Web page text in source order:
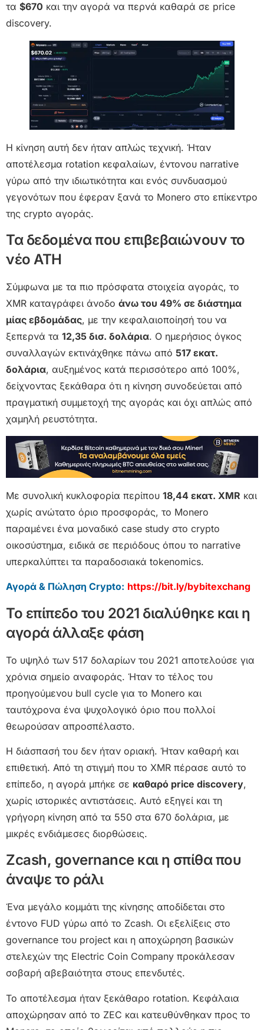
τα $670 και την αγορά να περνά καθαρά σε price
discovery.
Η κίνηση αυτή δεν ήταν απλώς τεχνική. Ήταν
αποτέλεσμα rotation κεφαλαίων, έντονου narrative
γύρω από την ιδιωτικότητα και ενός συνδυασμού
γεγονότων που έφεραν ξανά το Monero στο επίκεντρο
της crypto αγοράς.
Τα δεδομένα που επιβεβαιώνουν το
νέο ATH
Σύμφωνα με τα πιο πρόσφατα στοιχεία αγοράς, το
XMR καταγράφει άνοδο άνω του 49% σε διάστημα
μίας εβδομάδας, με την κεφαλαιοποίησή του να
ξεπερνά τα 12,35 δισ. δολάρια. Ο ημερήσιος όγκος
συναλλαγών εκτινάχθηκε πάνω από 517 εκατ.
δολάρια, αυξημένος κατά περισσότερο από 100%,
δείχνοντας ξεκάθαρα ότι η κίνηση συνοδεύεται από
πραγματική συμμετοχή της αγοράς και όχι απλώς από
χαμηλή ρευστότητα.
Με συνολική κυκλοφορία περίπου 18,44 εκατ. XMR και
χωρίς ανώτατο όριο προσφοράς, το Monero
παραμένει ένα μοναδικό case study στο crypto
οικοσύστημα, ειδικά σε περιόδους όπου το narrative
υπερκαλύπτει τα παραδοσιακά tokenomics.
Αγορά & Πώληση Crypto: https://bit.ly/bybitexchang
Το επίπεδο του 2021 διαλύθηκε και η
αγορά άλλαξε φάση
Το υψηλό των 517 δολαρίων του 2021 αποτελούσε για
χρόνια σημείο αναφοράς. Ήταν το τέλος του
προηγούμενου bull cycle για το Monero και
ταυτόχρονα ένα ψυχολογικό όριο που πολλοί
θεωρούσαν απροσπέλαστο.
Η διάσπασή του δεν ήταν οριακή. Ήταν καθαρή και
επιθετική. Από τη στιγμή που το XMR πέρασε αυτό το
επίπεδο, η αγορά μπήκε σε καθαρό price discovery,
χωρίς ιστορικές αντιστάσεις. Αυτό εξηγεί και τη
γρήγορη κίνηση από τα 550 στα 670 δολάρια, με
μικρές ενδιάμεσες διορθώσεις.
Zcash, governance και η σπίθα που
άναψε το ράλι
Ένα μεγάλο κομμάτι της κίνησης αποδίδεται στο
έντονο FUD γύρω από το Zcash. Οι εξελίξεις στο
governance του project και η αποχώρηση βασικών
στελεχών της Electric Coin Company προκάλεσαν
σοβαρή αβεβαιότητα στους επενδυτές.
Το αποτέλεσμα ήταν ξεκάθαρο rotation. Κεφάλαια
αποχώρησαν από το ZEC και κατευθύνθηκαν προς το